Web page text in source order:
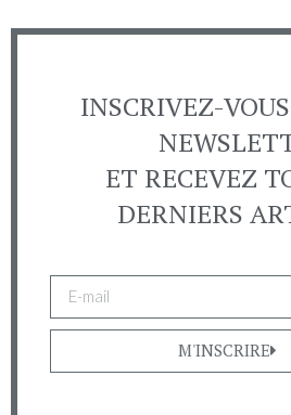
INSCRIVEZ-
ET RECEVEZ
DERNIERS
M'INSCRIRE